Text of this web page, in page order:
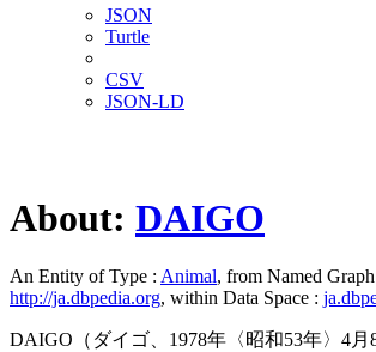
JSON
Turtle
CSV
JSON-LD
About: DAIGO
An Entity of Type : Animal, from Named
http://ja.dbpedia.org, within Data Space :
DAIGO（ダイゴ、1978年〈昭和53年〉4